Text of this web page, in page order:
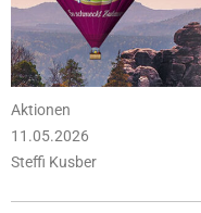
Aktionen
11.05.2026
Steffi Kusber